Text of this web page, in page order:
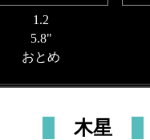
1.2
5.8"
おとめ
木星